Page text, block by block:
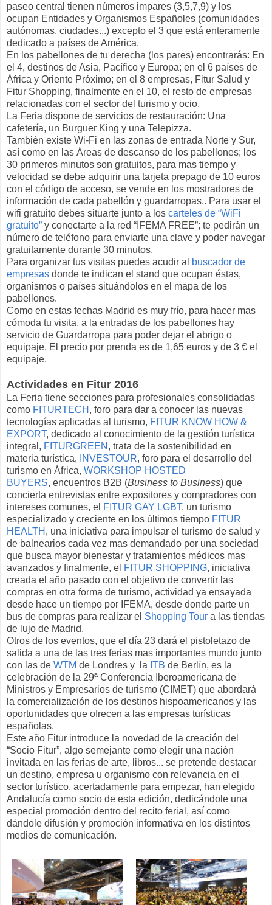
paseo central tienen números impares (3,5,7,9) y los
ocupan Entidades y Organismos Españoles (comunidades
autónomas, ciudades...) excepto el 3 que está enteramente
dedicado a países de América.
En los pabellones de tu derecha (los pares) encontrarás: En
el 4, destinos de Asia, Pacífico y Europa; en el 6 países de
África y Oriente Próximo; en el 8 empresas, Fitur Salud y
Fitur Shopping, finalmente en el 10, el resto de empresas
relacionadas con el sector del turismo y ocio.
La Feria dispone de servicios de restauración: Una
cafetería, un Burguer King y una Telepizza.
También existe Wi-Fi en las zonas de entrada Norte y Sur,
así como en las Áreas de descanso de los pabellones; los
30 primeros minutos son gratuitos, para mas tiempo y
velocidad se debe adquirir una tarjeta prepago de 10 euros
con el código de acceso, se vende en los mostradores de
información de cada pabellón y guardarropas.. Para usar el
wifi gratuito debes situarte junto a los carteles de “WiFi
gratuito” y conectarte a la red “IFEMA FREE”; te pedirán un
número de teléfono para enviarte una clave y poder navegar
gratuitamente durante 30 minutos.
Para organizar tus visitas puedes acudir al
buscador de
empresas donde te indican el stand que ocupan éstas,
organismos o países situándolos en el mapa de los
pabellones.
Como en estas fechas Madrid es muy frío, para hacer mas
cómoda tu visita, a la entradas de los pabellones hay
servicio de Guardarropa para poder dejar el abrigo o
equipaje. El precio por prenda es de 1,65 euros y de 3 € el
equipaje.
Actividades en Fitur 2016
La Feria tiene secciones para profesionales consolidadas
como FITURTECH , foro para dar a conocer las nuevas
tecnologías aplicadas al turismo, FITUR KNOW HOW &
EXPORT, dedicado al conocimiento de la gestión turística
integral, FITURGREEN , trata de la sostenibilidad en
materia turística,
INVESTOUR, foro para el desarrollo del
turismo en África, WORKSHOP HOSTED
BUYERS, encuentros B2B (Business to Business) que
concierta entrevistas entre expositores y compradores con
intereses comunes, el FITUR GAY LGBT, un turismo
especializado y creciente en los últimos tiempo FITUR
HEALTH , una iniciativa para impulsar el turismo de salud y
de balnearios cada vez mas demandado por una sociedad
que busca mayor bienestar y tratamientos médicos mas
avanzados y finalmente, el FITUR SHOPPING, iniciativa
creada el año pasado con el objetivo de convertir las
compras en otra forma de turismo, actividad ya ensayada
desde hace un tiempo por IFEMA, desde donde parte un
bus de compras para realizar el Shopping Tour a las tiendas
de lujo de Madrid.
Otros de los eventos, que el día 23 dará el pistoletazo de
salida a una de las tres ferias mas importantes mundo junto
con las de WTM de Londres y la ITB de Berlín, es la
celebración de la 29ª Conferencia Iberoamericana de
Ministros y Empresarios de turismo (CIMET) que abordará
la comercialización de los destinos hispoamericanos y las
oportunidades que ofrecen a las empresas turísticas
españolas.
Este año Fitur introduce la novedad de la creación del
“Socio Fitur”, algo semejante como elegir una nación
invitada en las ferias de arte, libros... se pretende destacar
un destino, empresa u organismo con relevancia en el
sector turístico, acertadamente para empezar, han elegido
Andalucía como socio de esta edición, dedicándole una
especial promoción dentro del recito ferial, así como
dándole difusión y promoción informativa en los distintos
medios de comunicación.